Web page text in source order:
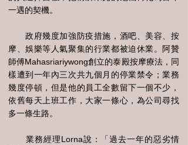
一遇的契機。
政府幾度加強防疫措施，酒吧、美容、按
摩、娛樂等人氣聚集的行業都被迫休業。阿贊
師傅Mahasriariywong創立的泰殿按摩療法，同
樣遭到一年內三次共九個月的停業禁令；業務
幾度停頓，但是他的員工全數留下一個不少，
依舊每天上班工作，大家一條心，為公司尋找
多一條生路。
業務經理Lorna說：「過去一年的惡劣情